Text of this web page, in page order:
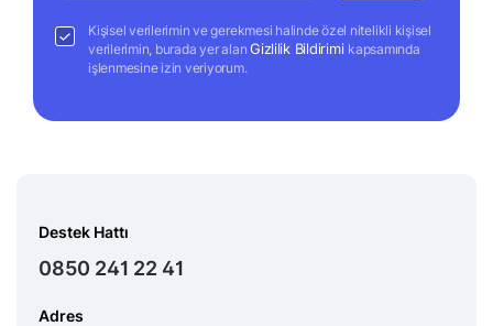
Kişisel verilerimin ve gerekmesi halinde özel nitelikli kişisel
verilerimin, burada yer alanGizlilik Bildirimi kapsamında
işlenmesine izin veriyorum.
Destek Hattı
0850 241 22 41
Adres